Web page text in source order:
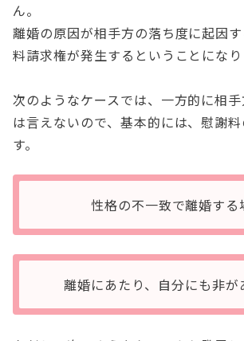
ん。
離婚の原因が相手方の落ち度に起因
料請求権が発生するということになり
次のようなケースでは、一方的に相
は言えないので、基本的には、慰謝
す。
性格の不一致で離婚する
離婚にあたり、自分にも非が